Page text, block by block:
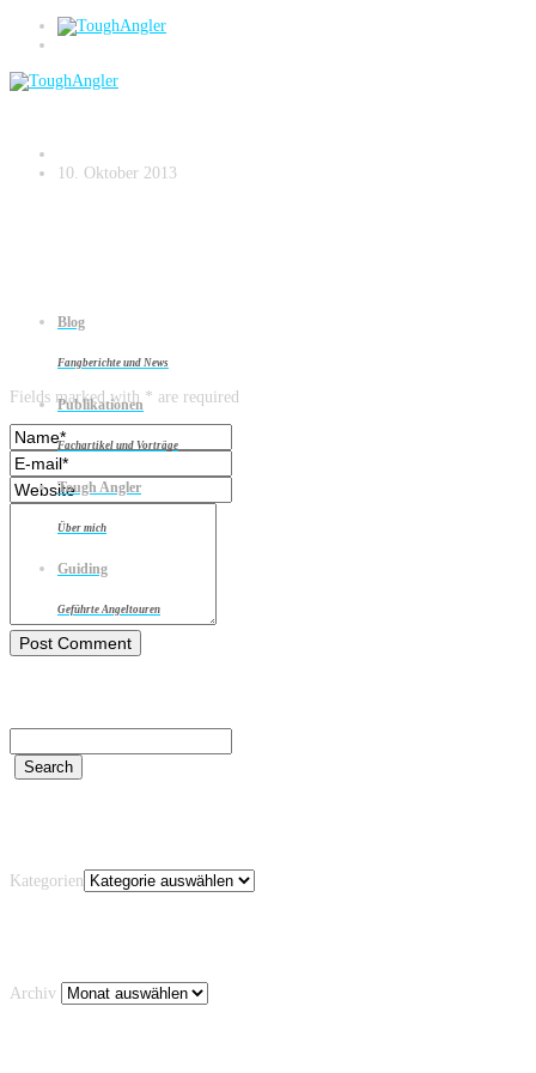
Blog
Fangberichte und News
Publikationen
Fachartikel und Vorträge
Tough Angler
Über mich
Guiding
Geführte Angeltouren
Drillfoto
10. Oktober 2013
Leave a reply
Fields marked with * are required
Kategorien
Archiv